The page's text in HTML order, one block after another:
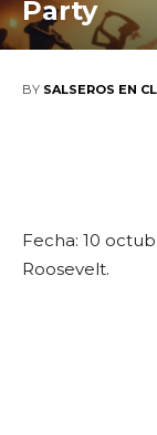
Party
BY SALSEROS EN
Fecha: 10
Roosevelt.